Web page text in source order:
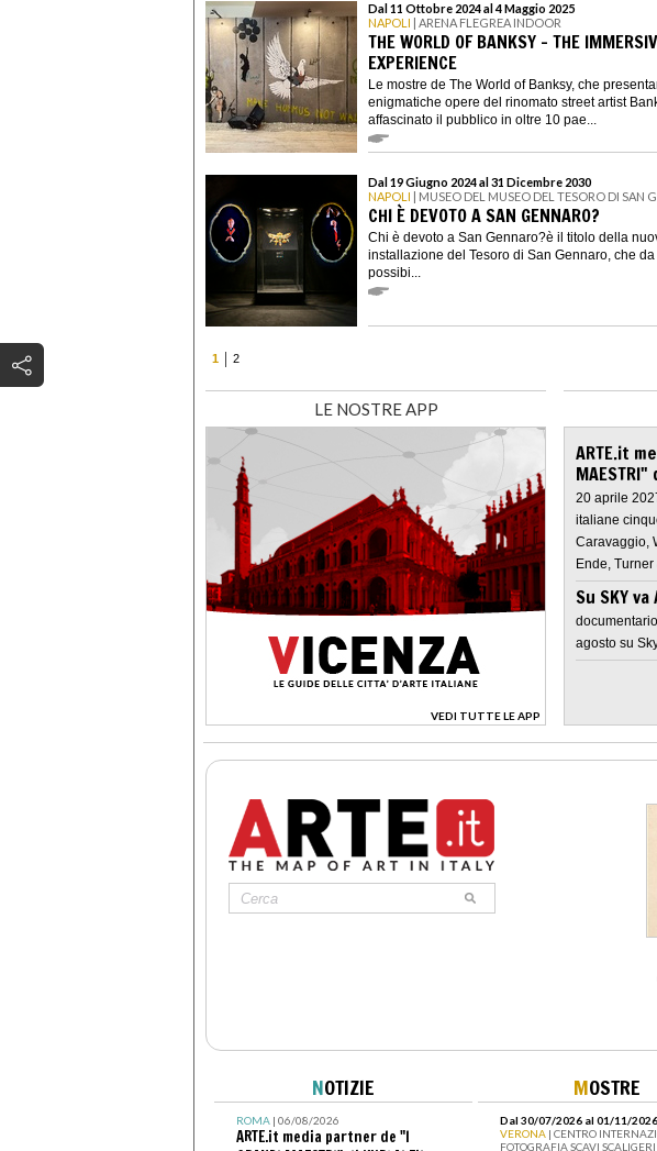
Dal 11 Ottobre 2024 al 4 Maggio 2025
NAPOLI | ARENA FLEGREA INDOOR
THE WORLD OF BANKSY – THE
EXPERIENCE
Le mostre de The World of Banksy, che
enigmatiche opere del rinomato street artist
affascinato il pubblico in oltre 10 pae...
Dal 19 Giugno 2024 al 31 Dicembre 2030
NAPOLI | MUSEO DEL MUSEO DEL TESORO DI SAN
CHI È DEVOTO A SAN GENNARO?
Chi è devoto a San Gennaro?è il titolo della
installazione del Tesoro di San Gennaro, che
possibi...
1 2
LE NOSTRE APP
VEDI TUTTE LE APP
>
ARTE.it
MAESTRI"
20 aprile
italiane
Caravaggio,
Ende,
Su SKY va
agosto su
NOTIZIE
ROMA| 06/08/2026
ARTE.it media partner de "I
MOSTRE
Dal 30/07/2026 al 01/11/2026
VERONA | CENTRO
FOTOGRAFIA SCAVI SCALIGERI